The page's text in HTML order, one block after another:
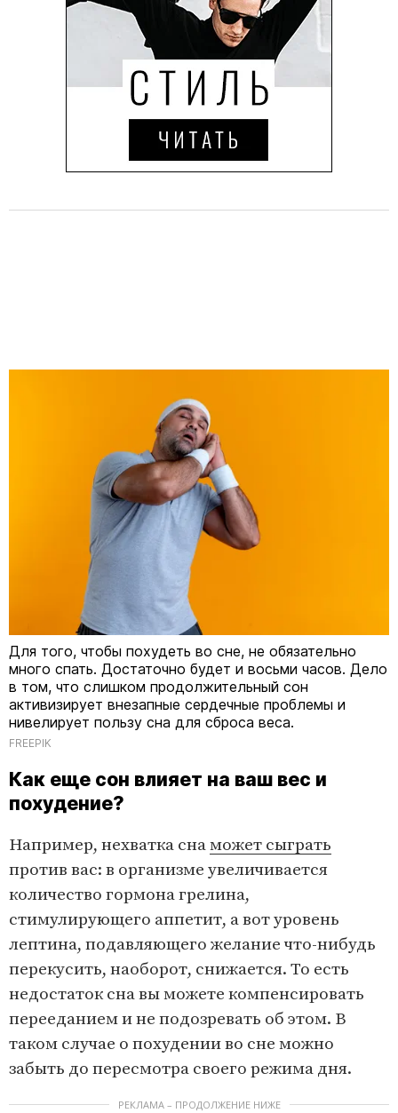
Для того, чтобы похудеть во сне, не обязательно
много спать. Достаточно будет и восьми часов. Дело
в том, что слишком продолжительный сон
активизирует внезапные сердечные проблемы и
нивелирует пользу сна для сброса веса.
FREEPIK
Как еще сон влияет на ваш вес и
похудение?
Например, нехватка снаможет сыграть
против вас: в организме увеличивается
количество гормона грелина,
стимулирующего аппетит, а вот уровень
лептина, подавляющего желание что-нибудь
перекусить, наоборот, снижается. То есть
недостаток сна вы можете компенсировать
перееданием и не подозревать об этом. В
таком случае о похудении во сне можно
забыть до пересмотра своего режима дня.
РЕКЛАМА – ПРОДОЛЖЕНИЕ НИЖЕ